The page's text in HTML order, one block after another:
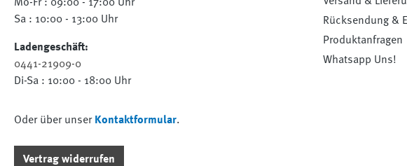
Mo-Fr : 09:00 - 17:00 Uhr
Sa : 10:00 - 13:00 Uhr
Ladengeschäft:
0441-21909-0
Di-Sa : 10:00 - 18:00 Uhr
Oder über unser Kontaktformular.
Vertrag widerrufen
Rücksendung &
Produktanfragen
Whatsapp Uns!